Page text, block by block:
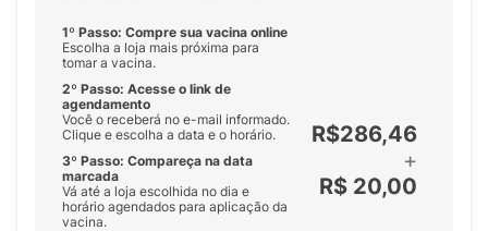
1º Passo: Compre sua vacina online
Escolha a loja mais próxima para
tomar a vacina.
2º Passo: Acesse o link de
agendamento
Você o receberá no e-mail informado.
Clique e escolha a data e o horário.
3º Passo: Compareça na data
marcada
Vá até a loja escolhida no dia e
horário agendados para aplicação da
vacina.
R$286,46
+
R$ 20,00